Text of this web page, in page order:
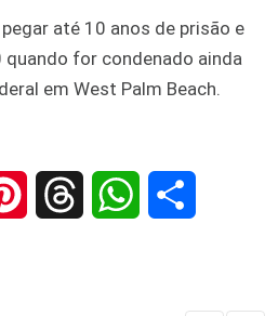
até 10 anos de prisão e
for condenado ainda
em West Palm Beach.